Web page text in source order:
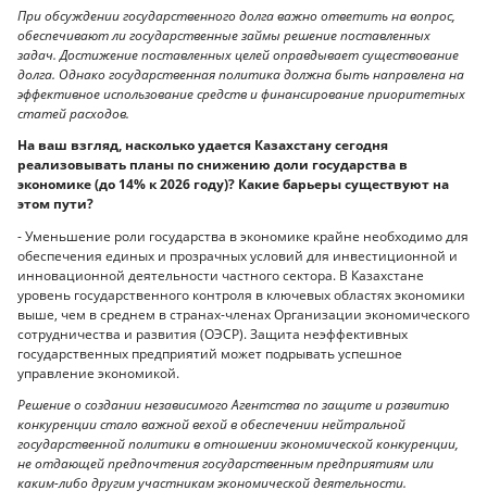
При обсуждении государственного долга важно ответить на вопрос,
обеспечивают ли государственные займы решение поставленных
задач. Достижение поставленных целей оправдывает существование
долга. Однако государственная политика должна быть направлена на
эффективное использование средств и финансирование приоритетных
статей расходов.
На ваш взгляд, насколько удается Казахстану сегодня
реализовывать планы по снижению доли государства в
экономике (до 14% к 2026 году)? Какие барьеры существуют на
этом пути?
- Уменьшение роли государства в экономике крайне необходимо для
обеспечения единых и прозрачных условий для инвестиционной и
инновационной деятельности частного сектора. В Казахстане
уровень государственного контроля в ключевых областях экономики
выше, чем в среднем в странах-членах Организации экономического
сотрудничества и развития (ОЭСР). Защита неэффективных
государственных предприятий может подрывать успешное
управление экономикой.
Решение о создании независимого Агентства по защите и развитию
конкуренции стало важной вехой в обеспечении нейтральной
государственной политики в отношении экономической конкуренции,
не отдающей предпочтения государственным предприятиям или
каким-либо другим участникам экономической деятельности.